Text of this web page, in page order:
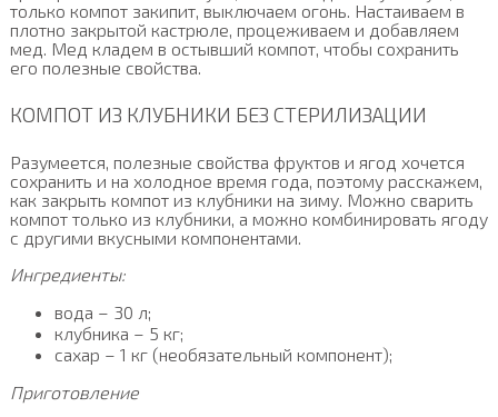
только компот закипит, выключаем огонь. Настаиваем в
плотно закрытой кастрюле, процеживаем и добавляем
мед. Мед кладем в остывший компот, чтобы сохранить
его полезные свойства.
КОМПОТ ИЗ КЛУБНИКИ БЕЗ СТЕРИЛИЗАЦИИ
Разумеется, полезные свойства фруктов и ягод хочется
сохранить и на холодное время года, поэтому расскажем,
как закрыть компот из клубники на зиму. Можно сварить
компот только из клубники, а можно комбинировать ягоду
с другими вкусными компонентами.
Ингредиенты:
вода – 30 л;
клубника – 5 кг;
сахар – 1 кг (необязательный компонент);
Приготовление